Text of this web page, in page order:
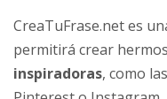
CreaTuFrase.net es
permitirá crear
inspiradoras, como